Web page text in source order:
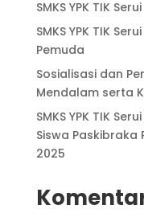
SMKS YPK TIK Serui
SMKS YPK TIK
Pemuda
Sosialisasi dan
Mendalam serta
SMKS YPK TIK
Siswa Paskibraka
2025